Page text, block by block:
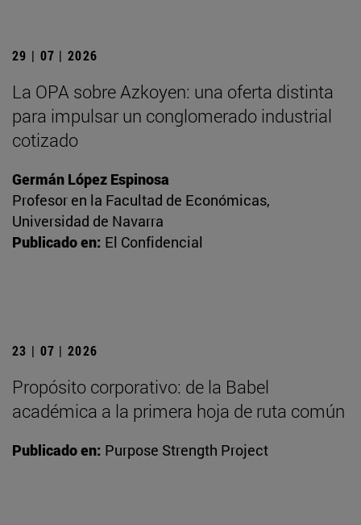
29 | 07 | 2026
La OPA sobre Azkoyen: una oferta distinta
para impulsar un conglomerado industrial
cotizado
Germán López Espinosa
Profesor en la Facultad de Económicas,
Universidad de Navarra
Publicado en: El Confidencial
23 | 07 | 2026
Propósito corporativo: de la Babel
académica a la primera hoja de ruta común
Publicado en: Purpose Strength Project